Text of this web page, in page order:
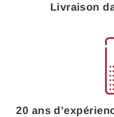
Livraison
20 ans